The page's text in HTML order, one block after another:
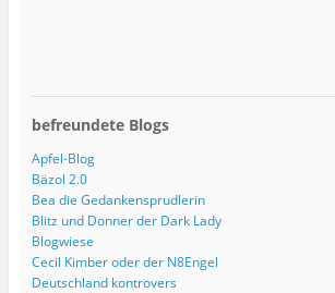
befreundete Blogs
Apfel-Blog
Bäzol 2.0
Bea die Gedankensprudlerin
Blitz und Donner der Dark Lady
Blogwiese
Cecil Kimber oder der N8Engel
Deutschland kontrovers